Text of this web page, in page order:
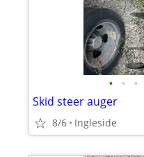
• • •
Skid steer auger
8/6 Ingleside